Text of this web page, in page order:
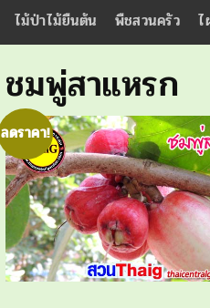
ไม้ป่าไม้ยืนต้น
พืชสวนครัว ไ
ชมพู่สาแหรก
ลดราคา!